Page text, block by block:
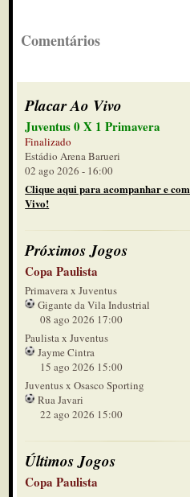
Comentários
Placar Ao Vivo
Juventus 0 X 1 Primavera
Finalizado
Estádio Arena Barueri
02 ago 2026 - 16:00
Clique aqui para acompanhar e
Vivo!
Próximos Jogos
Copa Paulista
Primavera x Juventus
Gigante da Vila Industrial
08 ago 2026 17:00
Paulista x Juventus
Jayme Cintra
15 ago 2026 15:00
Juventus x Osasco Sporting
Rua Javari
22 ago 2026 15:00
Últimos Jogos
Copa Paulista